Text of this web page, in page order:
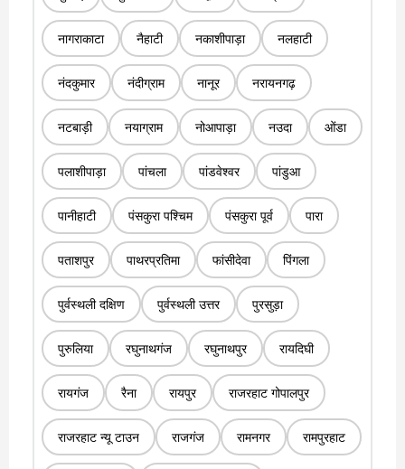
नागराकाटा नैहाटी नकाशीपाड़ा नलहाटी
नंदकुमार नंदीग्राम नानूर नरायनगढ़
नटबाड़ी नयाग्राम नोआपाड़ा नउदा ओंडा
पलाशीपाड़ा पांचला पांडवेश्वर पांडुआ
पानीहाटी पंसकुरा पश्चिम पंसकुरा पूर्व पारा
पताशपुर पाथरप्रतिमा फांसीदेवा पिंगला
पुर्वस्थली दक्षिण पुर्वस्थली उत्तर पुरसुड़ा
पुरुलिया रघुनाथगंज रघुनाथपुर रायदिघी
रायगंज रैना रायपुर राजरहाट गोपालपुर
राजरहाट न्यू टाउन राजगंज रामनगर रामपुरहाट